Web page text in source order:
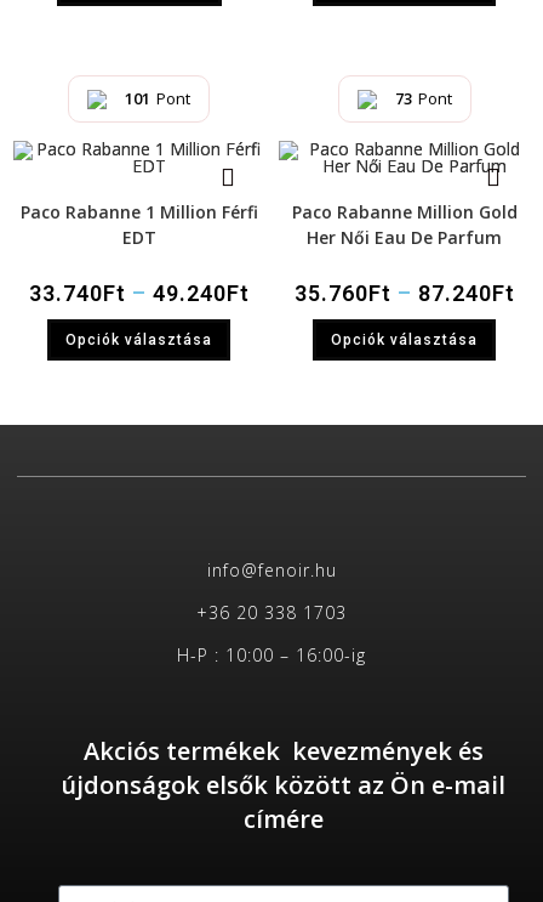
101 Pont
Paco Rabanne 1 Million Férfi
EDT
33.740Ft – 49.240Ft
Opciók választása
73 Pont
Paco Rabanne Million Gold
Her Női Eau De Parfum
35.760Ft – 87.240Ft
Opciók választása
info@fenoir.hu
+36 20 338 1703
H-P : 10:00 – 16:00-ig
Akciós termékek kevezmények és
újdonságok elsők között az Ön e-mail
címére